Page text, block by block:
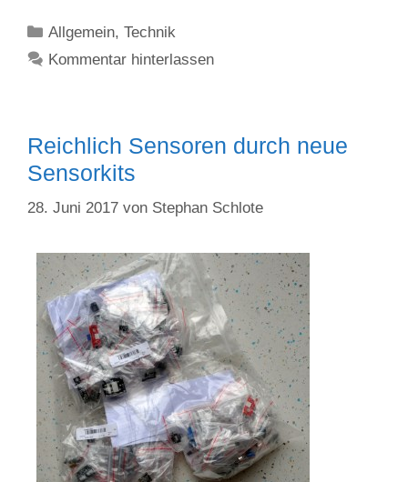
Kategorien
Allgemein,Technik
Kommentar hinterlassen
Reichlich Sensoren durch neue
Sensorkits
28. Juni 2017 von Stephan Schlote